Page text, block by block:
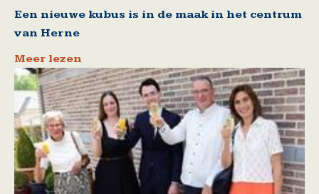
Een nieuwe kubus is in de maak in het centrum
van Herne
Meer lezen